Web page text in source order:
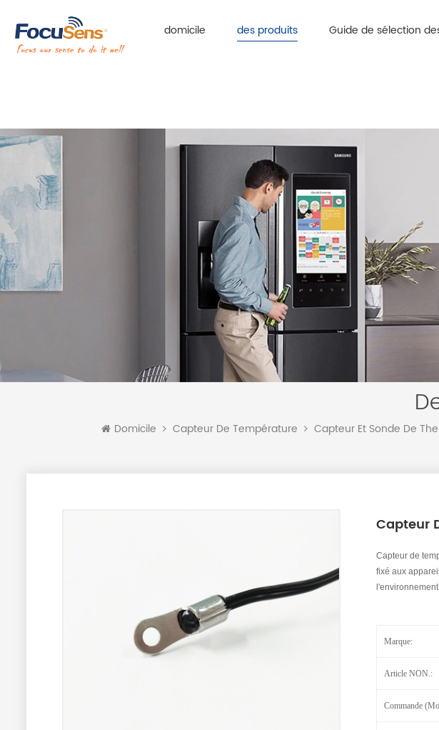
domicile des produits Guide de sélection
Domicile Capteur De Température Capteur Et Sonde De
Capteur
Capteur de
fixé aux
Marque:
Article NON.:
Commande